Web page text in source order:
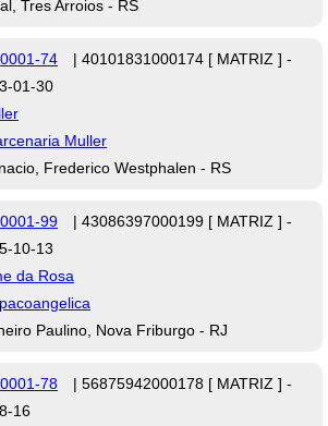
Tres Arroios - RS
74
| 40101831000174 [ MATRIZ ] -
01-30
Muller
Frederico Westphalen - RS
99
| 43086397000199 [ MATRIZ ] -
10-13
da Rosa
Paulino, Nova Friburgo - RJ
78
| 56875942000178 [ MATRIZ ] -
16